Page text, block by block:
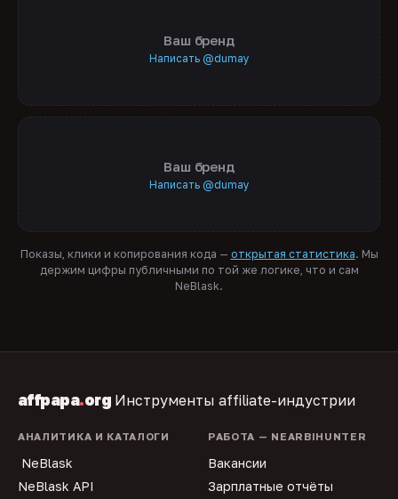
Ваш бренд
Написать @dumay
Ваш бренд
Написать @dumay
Показы, клики и копирования кода — открытая статистика. Мы
держим цифры публичными по той же логике, что и сам
NeBlask.
affpapa.org Инструменты affiliate-индустрии
АНАЛИТИКА И КАТАЛОГИ
NeBlask
NeBlask API
РАБОТА — NEARBIHUNTER
Вакансии
Зарплатные отчёты